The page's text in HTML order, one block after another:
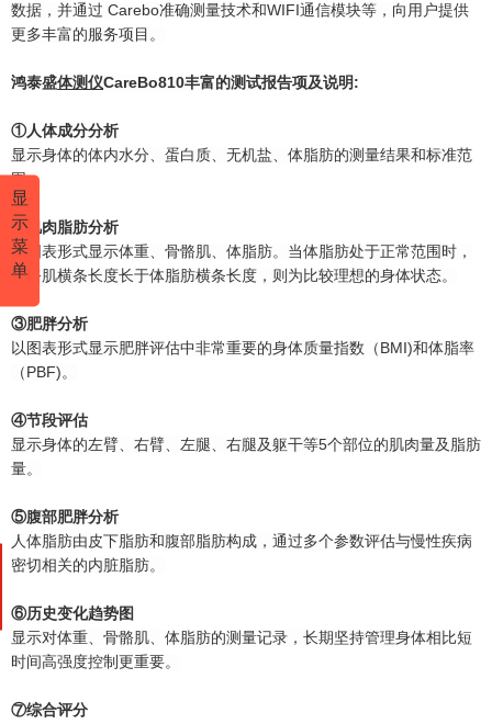
数据，并通过 Carebo准确测量技术和WIFI通信模块等，向用户提供
更多丰富的服务项目。
鸿泰盛体测仪CareBo810丰富的测试报告项及说明:
①人体成分分析
显示身体的体内水分、蛋白质、无机盐、体脂肪的测量结果和标准范
围。
②肌肉脂肪分析
以图表形式显示体重、骨骼肌、体脂肪。当体脂肪处于正常范围时，
骨骼肌横条长度长于体脂肪横条长度，则为比较理想的身体状态。
③肥胖分析
以图表形式显示肥胖评估中非常重要的身体质量指数（BMI)和体脂率
（PBF)。
④节段评估
显示身体的左臂、右臂、左腿、右腿及躯干等5个部位的肌肉量及脂肪
量。
⑤腹部肥胖分析
人体脂肪由皮下脂肪和腹部脂肪构成，通过多个参数评估与慢性疾病
密切相关的内脏脂肪。
⑥历史变化趋势图
显示对体重、骨骼肌、体脂肪的测量记录，长期坚持管理身体相比短
时间高强度控制更重要。
⑦综合评分
显
示
菜
单